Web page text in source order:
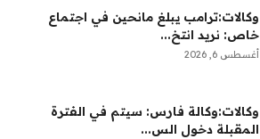
وكالات:‏ترامب يبلغ مانحين في اجتماع
خاص: نريد انتخ...
أغسطس 6, 2026
وكالات:وكالة فارس: سيتم في الفترة
المقبلة دخول الس...